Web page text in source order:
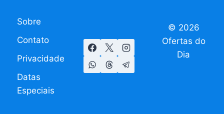
Sobre
Contato
Privacidade
Datas
Especiais
© 2026
Ofertas do
Dia